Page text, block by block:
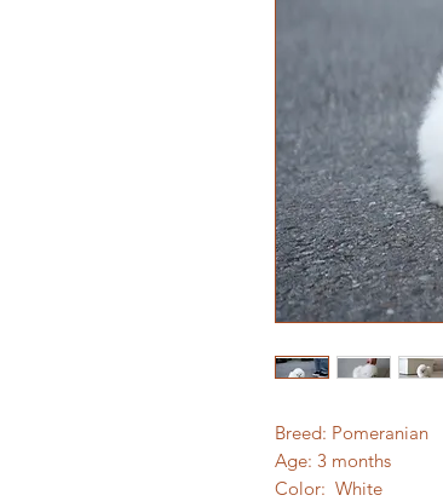
Breed: Pomeranian
Age: 3 months
Color: White